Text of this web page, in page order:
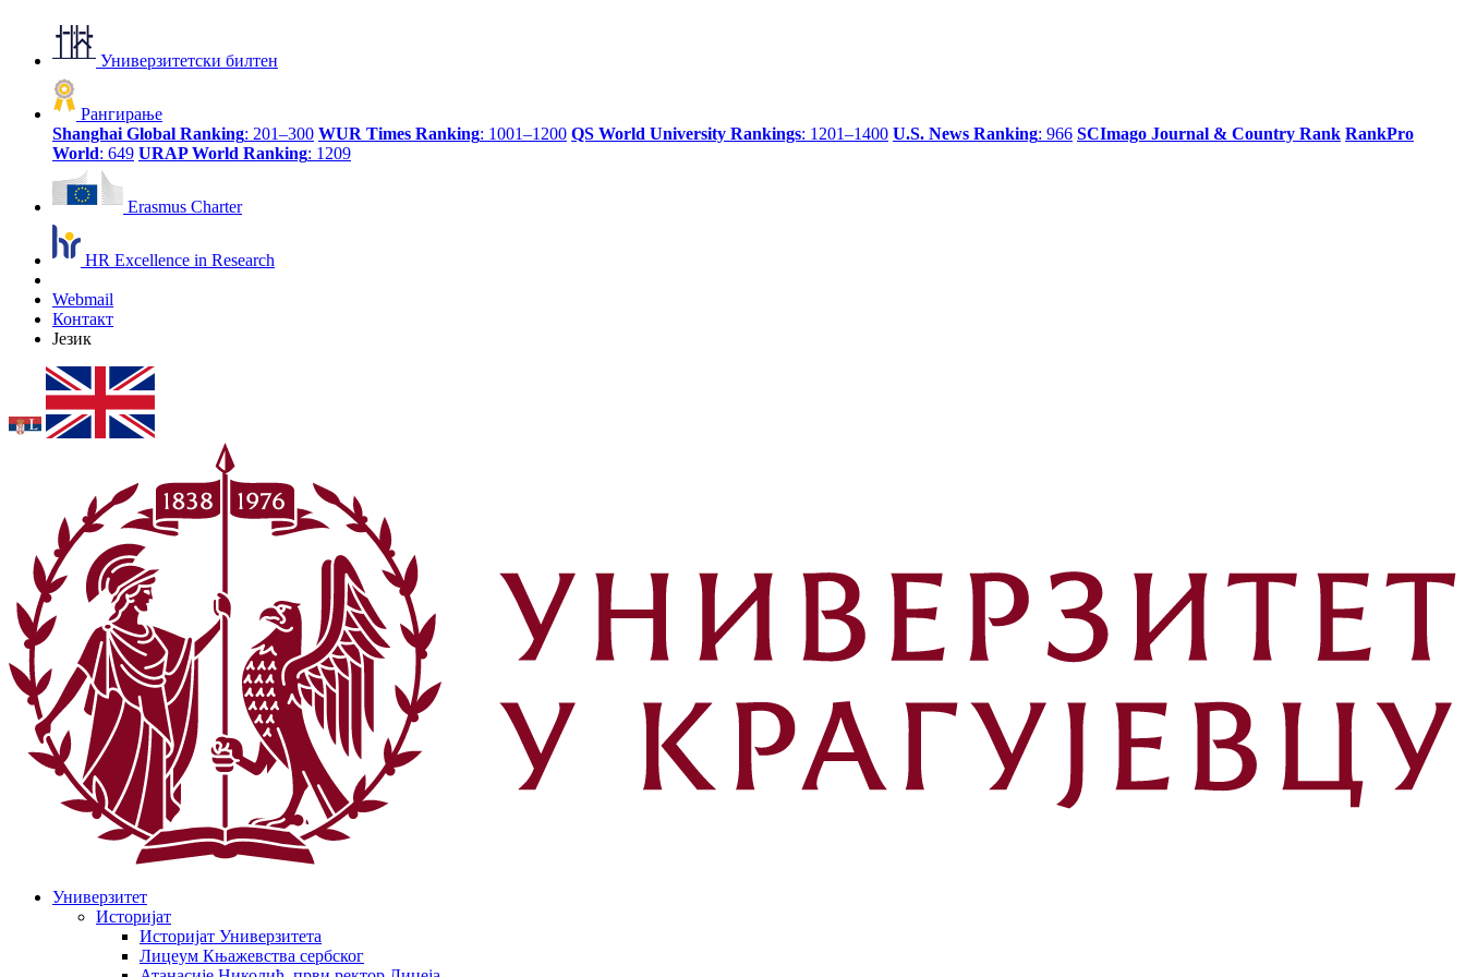
Универзитетски билтен
Рангирање
Shanghai Global Ranking: 201–300 WUR Times Ranking: 1001–1200 QS World University Rankings: 1201–1400 U.S. News Ranking: 966 SCImago Journal & Country Rank RankPro
World: 649 URAP World Ranking: 1209
Erasmus Charter
HR Excellence in Research
Webmail
Контакт
Језик
Универзитет
Историјат
Историјат Универзитета
Лицеум Књажевства сербског